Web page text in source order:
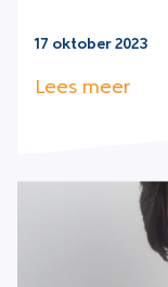
17 oktober 2023
Lees meer